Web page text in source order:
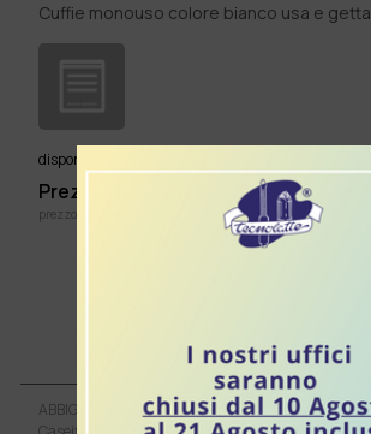
Cuffie monouso colore bianco usa e getta
disponibile:
Prezzo listino: € cad.
prezzo IVA inclusa
ABBIGLIAMENTO